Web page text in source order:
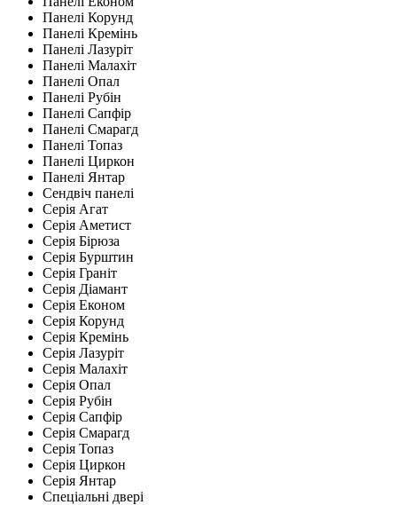
Панелі Корунд
Панелі Кремінь
Панелі Лазуріт
Панелі Малахіт
Панелі Опал
Панелі Рубін
Панелі Сапфір
Панелі Смарагд
Панелі Топаз
Панелі Циркон
Панелі Янтар
Сендвіч панелі
Серія Агат
Серія Аметист
Серія Бірюза
Серія Бурштин
Серія Граніт
Серія Діамант
Серія Економ
Серія Корунд
Серія Кремінь
Серія Лазуріт
Серія Малахіт
Серія Опал
Серія Рубін
Серія Сапфір
Серія Смарагд
Серія Топаз
Серія Циркон
Серія Янтар
Спеціальні двері